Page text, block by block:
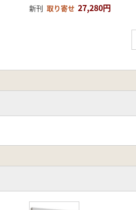
新刊 取り寄せ 27,280円